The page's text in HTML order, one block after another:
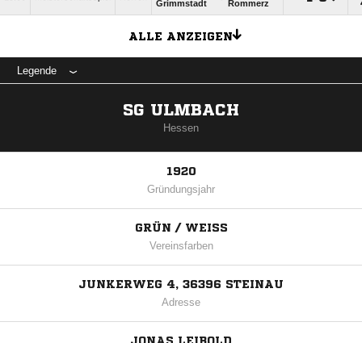
Grimmstadt
Rommerz
ALLE ANZEIGEN
Legende
SG ULMBACH
Hessen
1920
Gründungsjahr
GRÜN / WEISS
Vereinsfarben
JUNKERWEG 4, 36396 STEINAU
Adresse